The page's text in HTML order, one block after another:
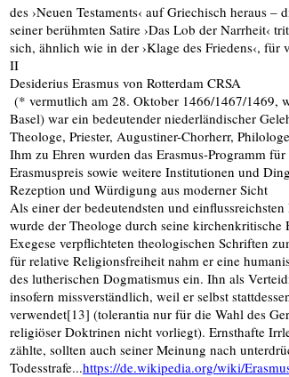
des ›Neuen Testaments‹ auf Griechisch heraus
seiner berühmten Satire ›Das Lob der Narrheit‹
sich, ähnlich wie in der ›Klage des Friedens‹, für
II
Desiderius Erasmus von Rotterdam CRSA
(* vermutlich am 28. Oktober 1466/1467/1469,
Basel) war ein bedeutender niederländischer
Theologe, Priester, Augustiner-Chorherr,
Ihm zu Ehren wurden das Erasmus-Programm
Erasmuspreis sowie weitere Institutionen und
Rezeption und Würdigung aus moderner Sicht
Als einer der bedeutendsten und
wurde der Theologe durch seine
Exegese verpflichteten theologischen Schriften
für relative Religionsfreiheit nahm er eine
des lutherischen Dogmatismus ein. Ihn als
insofern missverständlich, weil er selbst
verwendet[13] (tolerantia nur für die Wahl des
religiöser Doktrinen nicht vorliegt). Ernsthafte
zählte, sollten auch seiner Meinung nach
Todesstrafe...https://de.wikipedia.org/wiki/